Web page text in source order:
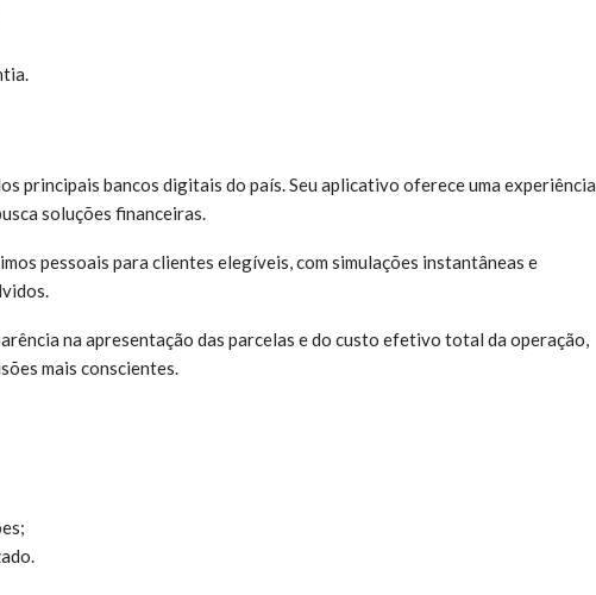
principais bancos digitais do país. Seu aplicativo oferece uma experiência
soluções financeiras.
pessoais para clientes elegíveis, com simulações instantâneas e
na apresentação das parcelas e do custo efetivo total da operação,
mais conscientes.